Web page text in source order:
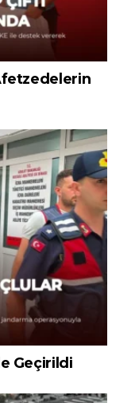
Geçirildi